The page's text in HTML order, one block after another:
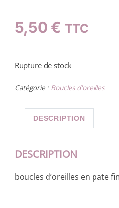
5,50 € TTC
Rupture de stock
Catégorie : Boucles d'oreilles
DESCRIPTION
DESCRIPTION
boucles d’oreilles en pate